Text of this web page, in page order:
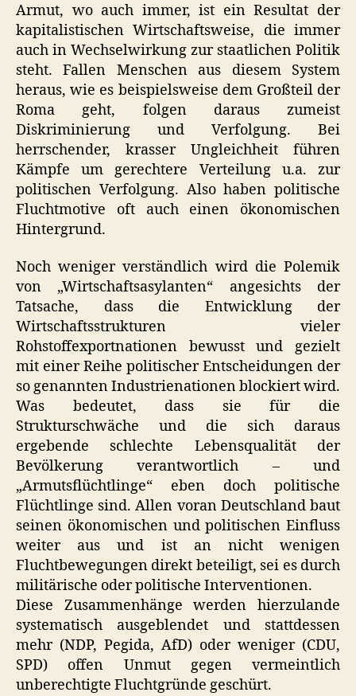
Armut, wo auch immer, ist ein Resultat der
kapitalistischen Wirtschaftsweise, die immer
auch in Wechselwirkung zur staatlichen Politik
steht. Fallen Menschen aus diesem System
heraus, wie es beispielsweise dem Großteil der
Roma geht, folgen daraus zumeist
Diskriminierung und Verfolgung. Bei
herrschender, krasser Ungleichheit führen
Kämpfe um gerechtere Verteilung u.a. zur
politischen Verfolgung. Also haben politische
Fluchtmotive oft auch einen ökonomischen
Hintergrund.
Noch weniger verständlich wird die Polemik
von „Wirtschaftsasylanten“ angesichts der
Tatsache, dass die Entwicklung der
Wirtschaftsstrukturen vieler
Rohstoffexportnationen bewusst und gezielt
mit einer Reihe politischer Entscheidungen der
so genannten Industrienationen blockiert wird.
Was bedeutet, dass sie für die
Strukturschwäche und die sich daraus
ergebende schlechte Lebensqualität der
Bevölkerung verantwortlich – und
„Armutsflüchtlinge“ eben doch politische
Flüchtlinge sind. Allen voran Deutschland baut
seinen ökonomischen und politischen Einfluss
weiter aus und ist an nicht wenigen
Fluchtbewegungen direkt beteiligt, sei es durch
militärische oder politische Interventionen.
Diese Zusammenhänge werden hierzulande
systematisch ausgeblendet und stattdessen
mehr (NDP, Pegida, AfD) oder weniger (CDU,
SPD) offen Unmut gegen vermeintlich
unberechtigte Fluchtgründe geschürt.